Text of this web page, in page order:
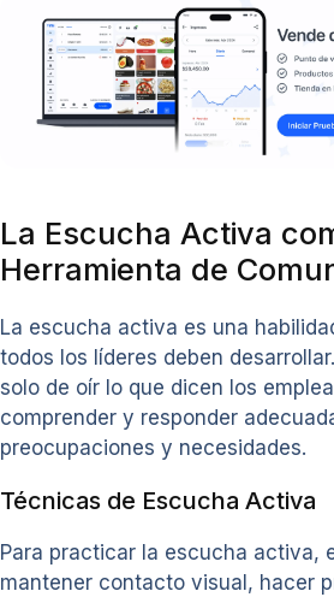
La Escucha Activa
Herramienta de
La escucha activa es una
todos los líderes deben
solo de oír lo que dicen los
comprender y responder
preocupaciones y necesidades.
Técnicas de Escucha Activa
Para practicar la escucha activa,
mantener contacto visual, hacer